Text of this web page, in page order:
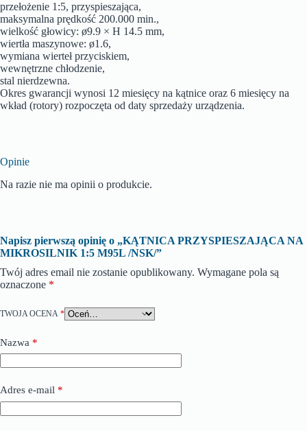
przełożenie 1:5, przyspieszająca,
maksymalna prędkość 200.000 min.,
wielkość głowicy: ø9.9 × H 14.5 mm,
wiertła maszynowe: ø1.6,
wymiana wierteł przyciskiem,
wewnętrzne chłodzenie,
stal nierdzewna.
Okres gwarancji wynosi 12 miesięcy na kątnice oraz 6 miesięcy na
wkład (rotory) rozpoczęta od daty sprzedaży urządzenia.
Opinie
Na razie nie ma opinii o produkcie.
Napisz pierwszą opinię o „KĄTNICA PRZYSPIESZAJĄCA NA
MIKROSILNIK 1:5 M95L /NSK/”
Twój adres email nie zostanie opublikowany. Wymagane pola są
oznaczone *
TWOJA OCENA *
Nazwa *
Adres e-mail *